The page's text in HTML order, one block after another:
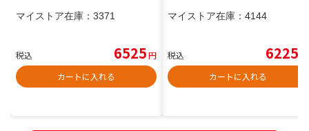
マイストア在庫： 3371
税込 6525円
カートに入れる
マイストア在庫： 4144
税込 6225
カートに入れる